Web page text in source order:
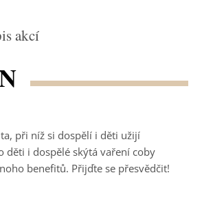
akcí
při níž si dospělí i děti užijí
děti i dospělé skýtá vaření coby
benefitů. Přijďte se přesvědčit!